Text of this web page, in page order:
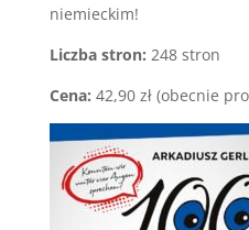
niemieckim!
Liczba stron: 248 stron
Cena: 42,90 zł (obecnie